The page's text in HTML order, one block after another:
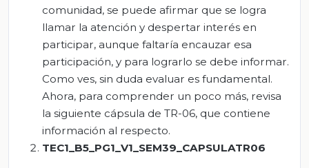
comunidad, se puede afirmar que se logra
llamar la atención y despertar interés en
participar, aunque faltaría encauzar esa
participación, y para lograrlo se debe informar.
Como ves, sin duda evaluar es fundamental.
Ahora, para comprender un poco más, revisa
la siguiente cápsula de TR-06, que contiene
información al respecto.
TEC1_B5_PG1_V1_SEM39_CAPSULATR06